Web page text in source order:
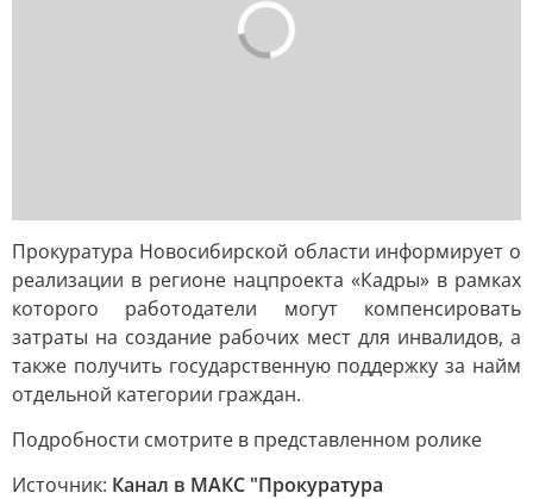
Прокуратура Новосибирской области информирует о
реализации в регионе нацпроекта «Кадры» в рамках
которого работодатели могут компенсировать
затраты на создание рабочих мест для инвалидов, а
также получить государственную поддержку за найм
отдельной категории граждан.
Подробности смотрите в представленном ролике
Источник: Канал в МАКС "Прокуратура